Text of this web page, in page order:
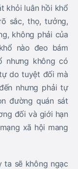
khỏi luân hồi khổ
sắc, thọ, tưởng,
không phải của
nào đeo bám
nhưng không có
do tuyệt đối mà
nhưng phải tự
đường quán sát
đối và giới hạn
xã hội mang
ta sẽ không ngạc